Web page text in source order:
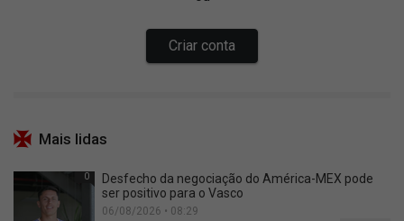
Mais lidas
0
Desfecho da negociação do América-MEX pode
ser positivo para o Vasco
06/08/2026 • 08:29